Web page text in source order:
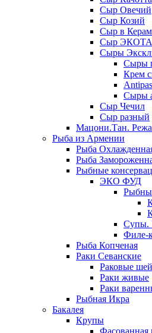
Сыр Овечий
Сыр Козий
Сыр в
Сыр
Сыры
Сыры
Крем
Сыры
Сыр Чечил
Сыр разный
Мацони.Тан.
Рыба из Армении
Рыба
Рыба
Рыбные
ЭКО ФУД
Супы.
Филе-
Рыба Копченая
Раки Севанские
Раковые
Раки живые
Раки
Рыбная Икра
Бакалея
Крупы
Фасованная